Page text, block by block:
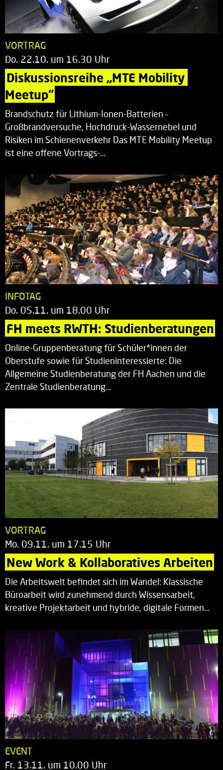
VORTRAG
Do. 22.10. um 16.30 Uhr
Diskussionsreihe „MTE Mobility
Meetup“
Brandschutz für Lithium-Ionen-Batterien –
Großbrandversuche, Hochdruck-Wassernebel und
Risiken im Schienenverkehr Das MTE Mobility Meetup
ist eine offene Vortrags-…
INFOTAG
Do. 05.11. um 18.00 Uhr
FH meets RWTH: Studienberatungen
Online-Gruppenberatung für Schüler*innen der
Oberstufe sowie für Studieninteressierte: Die
Allgemeine Studienberatung der FH Aachen und die
Zentrale Studienberatung…
VORTRAG
Mo. 09.11. um 17.15 Uhr
New Work & Kollaboratives Arbeiten
Die Arbeitswelt befindet sich im Wandel: Klassische
Büroarbeit wird zunehmend durch Wissensarbeit,
kreative Projektarbeit und hybride, digitale Formen…
EVENT
Fr. 13.11. um 10.00 Uhr